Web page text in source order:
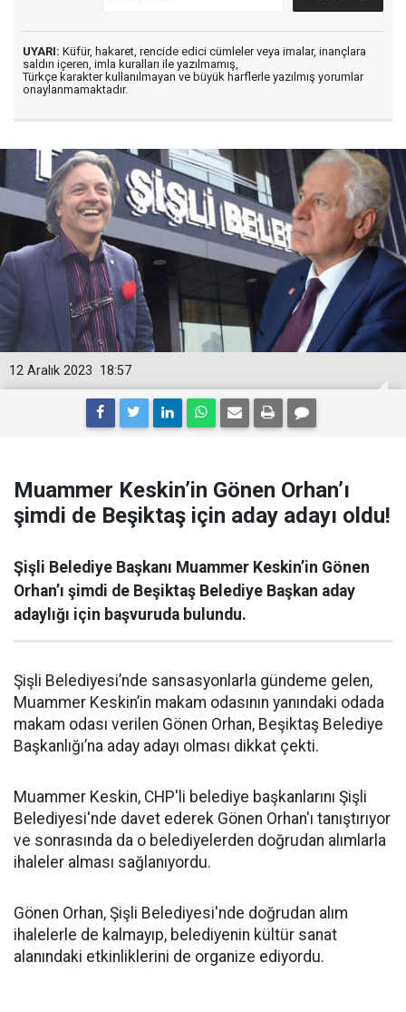
UYARI: Küfür, hakaret, rencide edici cümleler veya imalar, inançlara
saldırı içeren, imla kuralları ile yazılmamış,
Türkçe karakter kullanılmayan ve büyük harflerle yazılmış yorumlar
onaylanmamaktadır.
18:57
12 Aralık 2023
Muammer Keskin’in Gönen Orhan’ı
şimdi de Beşiktaş için aday adayı oldu!
Şişli Belediye Başkanı Muammer Keskin’in Gönen
Orhan’ı şimdi de Beşiktaş Belediye Başkan aday
adaylığı için başvuruda bulundu.
Şişli Belediyesi’nde sansasyonlarla gündeme gelen,
Muammer Keskin’in makam odasının yanındaki odada
makam odası verilen Gönen Orhan, Beşiktaş Belediye
Başkanlığı’na aday adayı olması dikkat çekti.
Muammer Keskin, CHP'li belediye başkanlarını Şişli
Belediyesi'nde davet ederek Gönen Orhan'ı tanıştırıyor
ve sonrasında da o belediyelerden doğrudan alımlarla
ihaleler alması sağlanıyordu.
Gönen Orhan, Şişli Belediyesi'nde doğrudan alım
ihalelerle de kalmayıp, belediyenin kültür sanat
alanındaki etkinliklerini de organize ediyordu.